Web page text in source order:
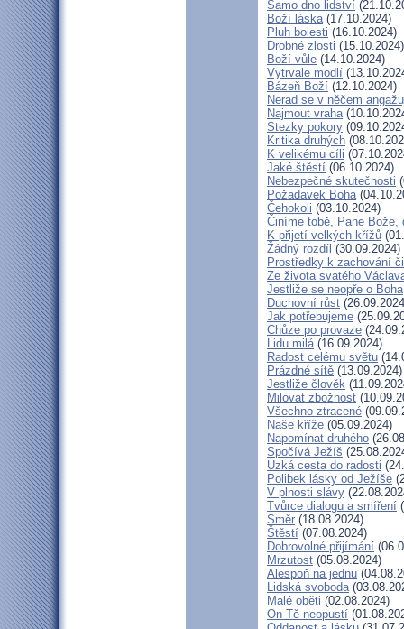
Samo dno lidství
Boží láska(17.10.2024)
Pluh bolesti (16.10.2024)
Drobné zlosti (15.10.2024)
Boží vůle (14.10.2024)
Vytrvale modlí
Bázeň Boží (12.10.2024)
Nerad se v něčem
Najmout vraha
Stezky pokory
Kritika druhých
K velikému cíli
Jaké štěstí (06.10.2024)
Nebezpečné skutečnosti
Požadavek Boha
Čehokoli (03.10.2024)
Činíme tobě, Pane Bože,
K přijetí velkých křížů
Žádný rozdíl (30.09.2024)
Prostředky k zachování
Ze života svatého
Jestliže se neopře o Boha
Duchovní růst
Jak potřebujeme
Chůze po provaze
Lidu milá(16.09.2024)
Radost celému světu
Prázdné sítě (13.09.2024)
Jestliže člověk
Milovat zbožnost
Všechno ztracené
Naše kříže (05.09.2024)
Napomínat druhého
Spočívá Ježíš
Úzká cesta do radosti
Polibek lásky od Ježíše
V plnosti slávy
Tvůrce dialogu a smíření
Směr (18.08.2024)
Štěstí (07.08.2024)
Dobrovolné přijímání
Mrzutost (05.08.2024)
Alespoň na jednu
Lidská svoboda
Malé oběti (02.08.2024)
On Tě neopustí